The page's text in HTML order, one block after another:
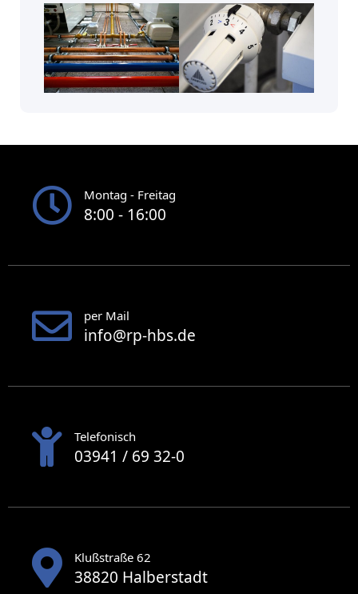
Montag - Freitag
8:00 - 16:00
per Mail
info@rp-hbs.de
Telefonisch
03941 / 69 32-0
Klußstraße 62
38820 Halberstadt